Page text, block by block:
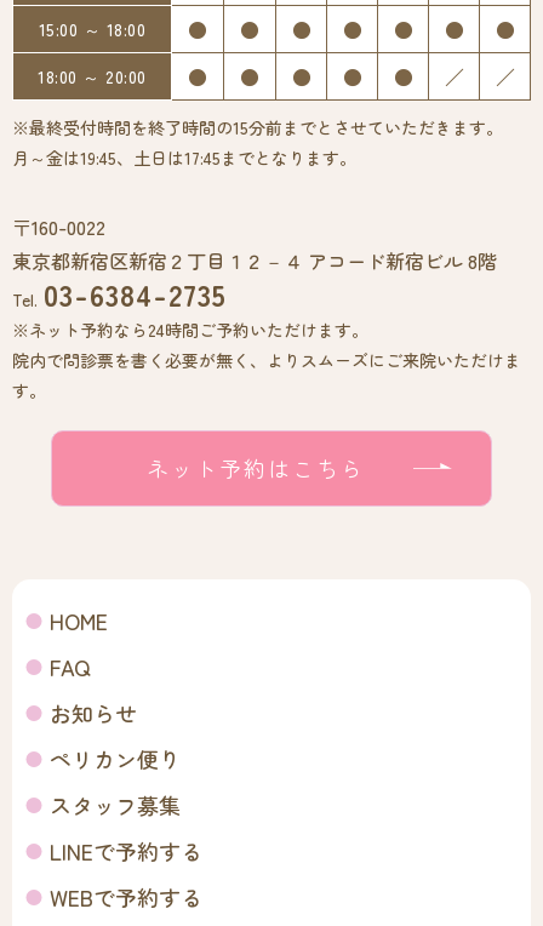
15:00 ～ 18:00 ● ● ● ● ● ● ●
18:00 ～ 20:00 ● ● ● ● ● ／ ／
※最終受付時間を終了時間の15分前までとさせていただきます。
月～金は19:45、土日は17:45までとなります。
〒160-0022
東京都新宿区新宿２丁目１２－４ アコード新宿ビル 8階
Tel. 03-6384-2735
※ネット予約なら24時間ご予約いただけます。
院内で問診票を書く必要が無く、よりスムーズにご来院いただけま
す。
ネット予約はこちら
HOME
FAQ
お知らせ
ペリカン便り
スタッフ募集
LINEで予約する
WEBで予約する